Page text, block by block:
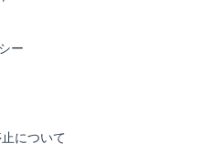
ー
について